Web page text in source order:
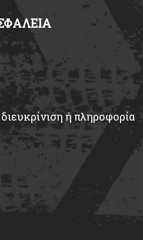
ή πληροφορία